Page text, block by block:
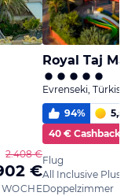
2.408 €
€
WOCHE
Royal Taj
Evrenseki,
94% 5,5
40 € Cashback
Flug
All Inclusive Plus
Doppelzimmer